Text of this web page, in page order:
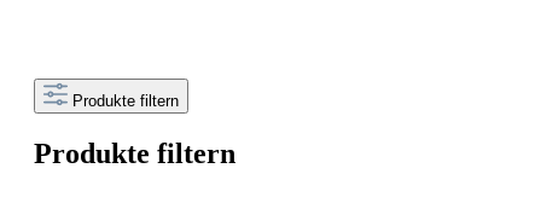
Produkte filtern
Produkte filtern